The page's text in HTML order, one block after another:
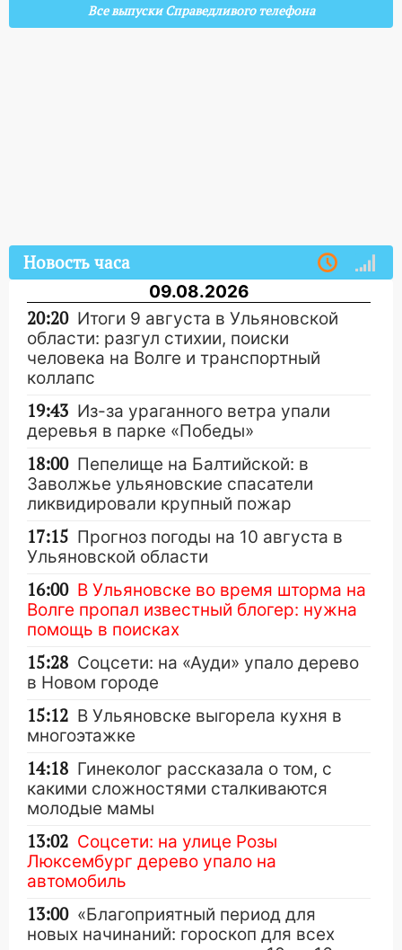
Все выпуски Справедливого телефона
Новость часа
09.08.2026
20:20 Итоги 9 августа в Ульяновской
области: разгул стихии, поиски
человека на Волге и транспортный
коллапс
19:43 Из-за ураганного ветра упали
деревья в парке «Победы»
18:00 Пепелище на Балтийской: в
Заволжье ульяновские спасатели
ликвидировали крупный пожар
17:15 Прогноз погоды на 10 августа в
Ульяновской области
16:00 В Ульяновске во время шторма на
Волге пропал известный блогер: нужна
помощь в поисках
15:28 Соцсети: на «Ауди» упало дерево
в Новом городе
15:12 В Ульяновске выгорела кухня в
многоэтажке
14:18 Гинеколог рассказала о том, с
какими сложностями сталкиваются
молодые мамы
13:02 Соцсети: на улице Розы
Люксембург дерево упало на
автомобиль
13:00 «Благоприятный период для
новых начинаний: гороскоп для всех